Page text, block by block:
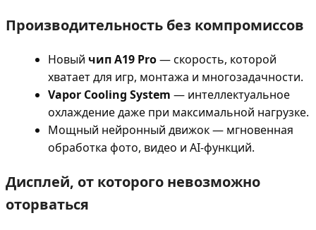
Производительность без компромиссов
Новый чип A19 Pro— скорость, которой
хватает для игр, монтажа и многозадачности.
Vapor Cooling System — интеллектуальное
охлаждение даже при максимальной нагрузке.
Мощный нейронный движок — мгновенная
обработка фото, видео и AI-функций.
Дисплей, от которого невозможно
оторваться